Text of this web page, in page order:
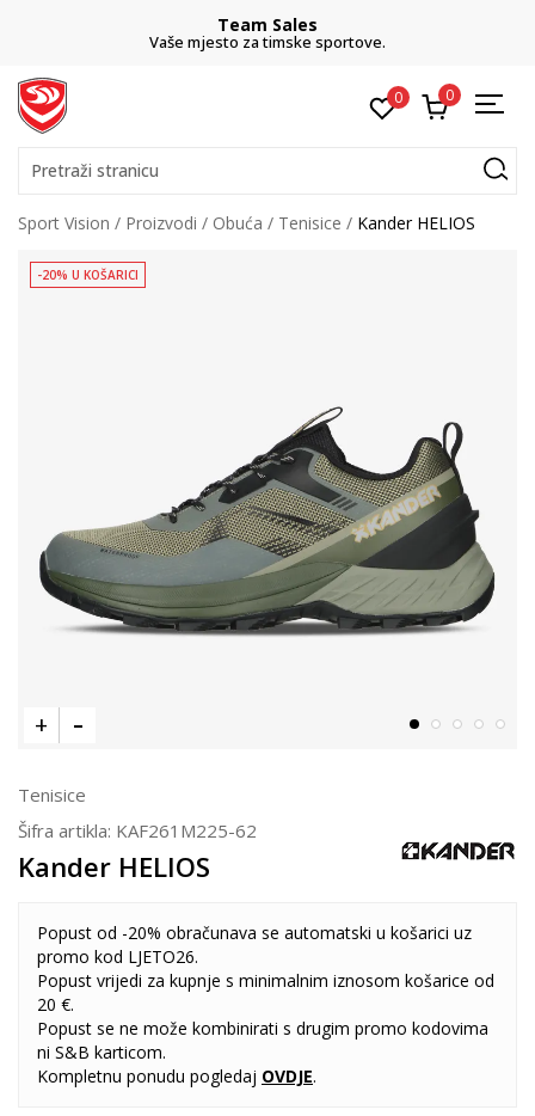
Team Sales
Vaše mjesto za timske sportove.
0 0
Pretraži stranicu
Sport Vision Proizvodi Obuća Tenisice Kander HELIOS
-20% U KOŠARICI
Tenisice
Šifra artikla: KAF261M225-62
Kander HELIOS
Popust od -20% obračunava se automatski u košarici uz
promo kod LJETO26.
Popust vrijedi za kupnje s minimalnim iznosom košarice od
20 €.
Popust se ne može kombinirati s drugim promo kodovima
ni S&B karticom.
Kompletnu ponudu pogledaj OVDJE.